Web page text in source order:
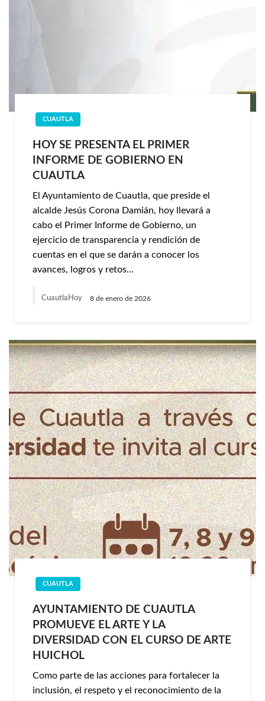
CUAUTLA
HOY SE PRESENTA EL PRIMER
INFORME DE GOBIERNO EN
CUAUTLA
El Ayuntamiento de Cuautla, que preside el
alcalde Jesús Corona Damián, hoy llevará a
cabo el Primer Informe de Gobierno, un
ejercicio de transparencia y rendición de
cuentas en el que se darán a conocer los
avances, logros y retos…
CuautlaHoy 8 de enero de 2026
CUAUTLA
AYUNTAMIENTO DE CUAUTLA
PROMUEVE EL ARTE Y LA
DIVERSIDAD CON EL CURSO DE ARTE
HUICHOL
Como parte de las acciones para fortalecer la
inclusión, el respeto y el reconocimiento de la